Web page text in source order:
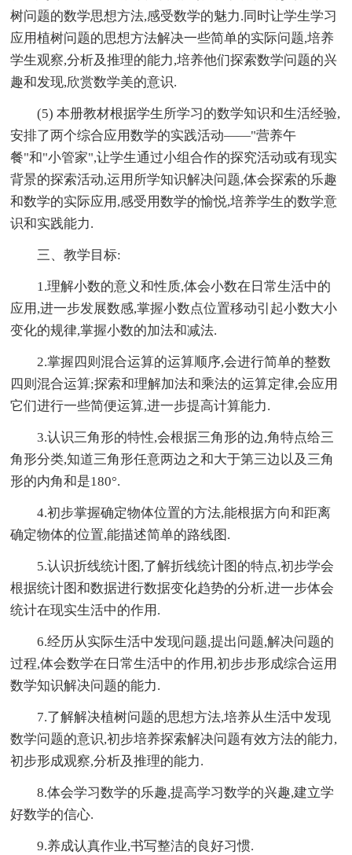
树问题的数学思想方法,感受数学的魅力.同时让学生学习
应用植树问题的思想方法解决一些简单的实际问题,培养
学生观察,分析及推理的能力,培养他们探索数学问题的兴
趣和发现,欣赏数学美的意识.
(5) 本册教材根据学生所学习的数学知识和生活经验,
安排了两个综合应用数学的实践活动——"营养午
餐"和"小管家",让学生通过小组合作的探究活动或有现实
背景的探索活动,运用所学知识解决问题,体会探索的乐趣
和数学的实际应用,感受用数学的愉悦,培养学生的数学意
识和实践能力.
三、教学目标:
1.理解小数的意义和性质,体会小数在日常生活中的
应用,进一步发展数感,掌握小数点位置移动引起小数大小
变化的规律,掌握小数的加法和减法.
2.掌握四则混合运算的运算顺序,会进行简单的整数
四则混合运算;探索和理解加法和乘法的运算定律,会应用
它们进行一些简便运算,进一步提高计算能力.
3.认识三角形的特性,会根据三角形的边,角特点给三
角形分类,知道三角形任意两边之和大于第三边以及三角
形的内角和是180°.
4.初步掌握确定物体位置的方法,能根据方向和距离
确定物体的位置,能描述简单的路线图.
5.认识折线统计图,了解折线统计图的特点,初步学会
根据统计图和数据进行数据变化趋势的分析,进一步体会
统计在现实生活中的作用.
6.经历从实际生活中发现问题,提出问题,解决问题的
过程,体会数学在日常生活中的作用,初步步形成综合运用
数学知识解决问题的能力.
7.了解解决植树问题的思想方法,培养从生活中发现
数学问题的意识,初步培养探索解决问题有效方法的能力,
初步形成观察,分析及推理的能力.
8.体会学习数学的乐趣,提高学习数学的兴趣,建立学
好数学的信心.
9.养成认真作业,书写整洁的良好习惯.